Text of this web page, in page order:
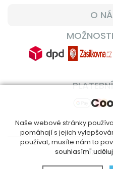
O
© 2014 - 2026
Naše webové stránky
pomáhají s jejich
používat, musíte nám to
souhlasím"